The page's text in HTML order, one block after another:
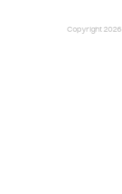
Copyright 2026